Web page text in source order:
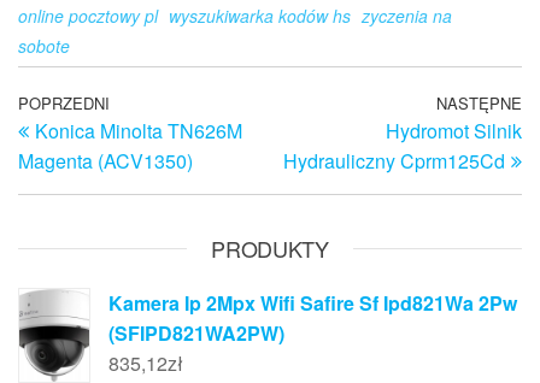
online pocztowy pl wyszukiwarka kodów hs zyczenia na
sobote
Nawigacja
wpisu
Poprzedni
wpis
POPRZEDNI
Konica Minolta TN626M
Magenta (ACV1350)
NASTĘPNE
Hydromot Silnik
Hydrauliczny Cprm125Cd
PRODUKTY
Kamera Ip 2Mpx Wifi Safire Sf Ipd821Wa 2Pw
(SFIPD821WA2PW)
835,12zł